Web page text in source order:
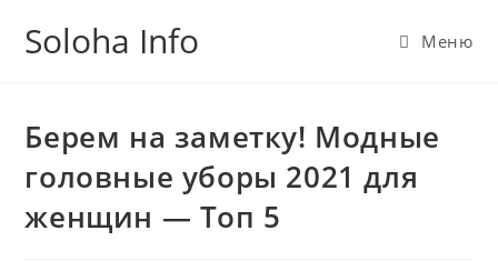
Soloha Info Меню
Берем на заметку! Модные
головные уборы 2021 для
женщин — Топ 5